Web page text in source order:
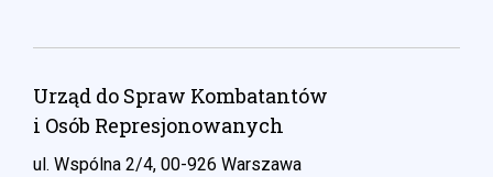
Urząd do Spraw Kombatantów
i Osób Represjonowanych
ul. Wspólna 2/4, 00-926 Warszawa